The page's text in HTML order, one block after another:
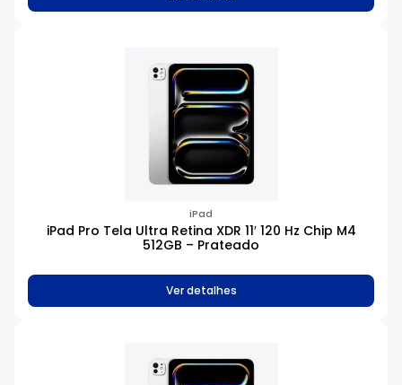
iPad
iPad Pro Tela Ultra Retina XDR 11′ 120 Hz Chip M4
512GB – Prateado
Ver detalhes